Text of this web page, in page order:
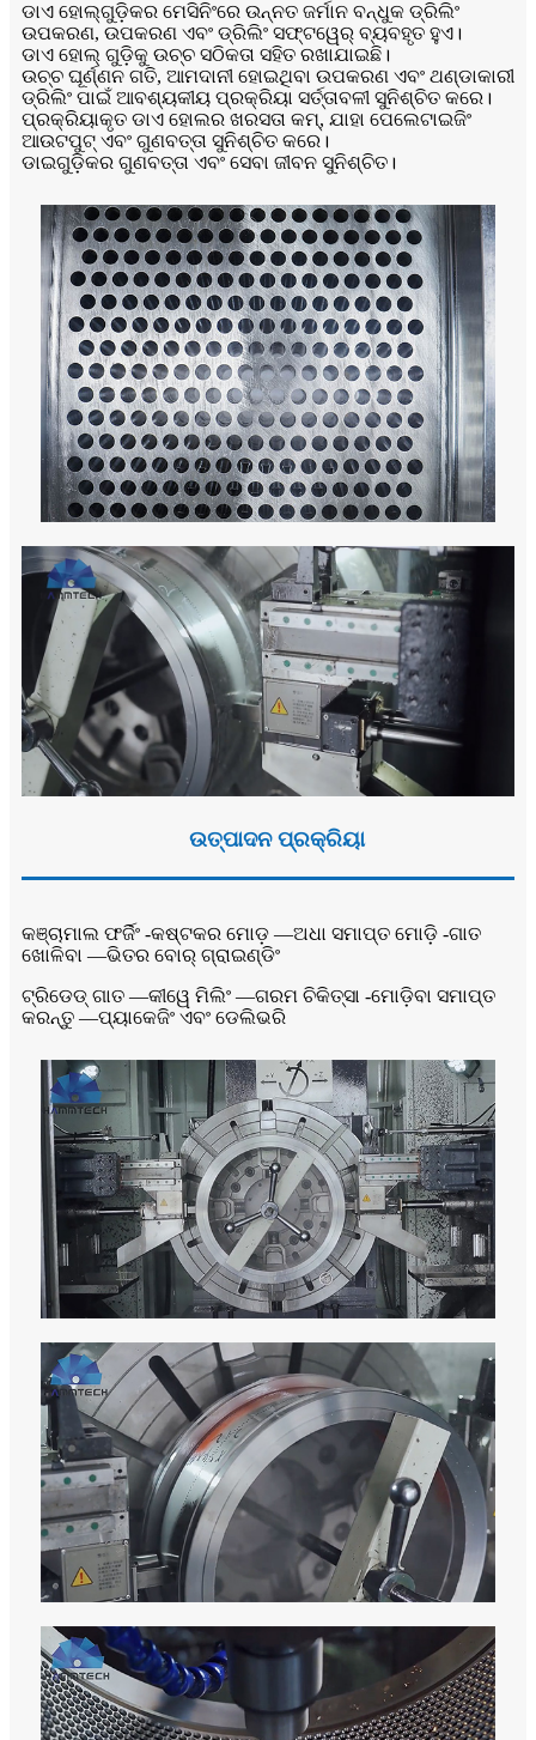
ଡାଏ ହୋଲ୍‌ଗୁଡ଼ିକର ମେସିନିଂରେ ଉନ୍ନତ ଜର୍ମାନ ବନ୍ଧୁକ ଡ୍ରିଲିଂ
ଉପକରଣ, ଉପକରଣ ଏବଂ ଡ୍ରିଲିଂ ସଫ୍ଟୱେର୍ ବ୍ୟବହୃତ ହୁଏ।
ଡାଏ ହୋଲ୍ ଗୁଡ଼ିକୁ ଉଚ୍ଚ ସଠିକତା ସହିତ ରଖାଯାଇଛି।
ଉଚ୍ଚ ଘୂର୍ଣ୍ଣନ ଗତି, ଆମଦାନୀ ହୋଇଥିବା ଉପକରଣ ଏବଂ ଥଣ୍ଡାକାରୀ
ଡ୍ରିଲିଂ ପାଇଁ ଆବଶ୍ୟକୀୟ ପ୍ରକ୍ରିୟା ସର୍ତ୍ତାବଳୀ ସୁନିଶ୍ଚିତ କରେ।
ପ୍ରକ୍ରିୟାକୃତ ଡାଏ ହୋଲର ଖରସତା କମ୍, ଯାହା ପେଲେଟାଇଜିଂ
ଆଉଟପୁଟ୍ ଏବଂ ଗୁଣବତ୍ତା ସୁନିଶ୍ଚିତ କରେ।
ଡାଇଗୁଡ଼ିକର ଗୁଣବତ୍ତା ଏବଂ ସେବା ଜୀବନ ସୁନିଶ୍ଚିତ।
ଉତ୍ପାଦନ ପ୍ରକ୍ରିୟା
କଞ୍ଚାମାଲ ଫର୍ଜିଂ -କଷ୍ଟକର ମୋଡ଼ —ଅଧା ସମାପ୍ତ ମୋଡ଼ି -ଗାତ
ଖୋଳିବା —ଭିତର ବୋର୍ ଗ୍ରାଇଣ୍ଡିଂ
ଟ୍ରିଡେଡ୍ ଗାତ —କୀୱେ ମିଲିଂ —ଗରମ ଚିକିତ୍ସା -ମୋଡ଼ିବା ସମାପ୍ତ
କରନ୍ତୁ —ପ୍ୟାକେଜିଂ ଏବଂ ଡେଲିଭରି